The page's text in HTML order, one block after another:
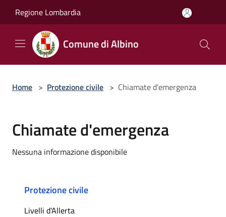
Regione Lombardia
Comune di Albino
Home > Protezione civile > Chiamate d'emergenza
Chiamate d'emergenza
Nessuna informazione disponibile
Protezione civile
Livelli d'Allerta